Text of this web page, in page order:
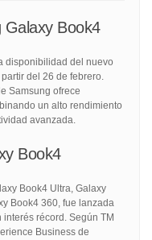
Galaxy Book4
disponibilidad del nuevo
del 26 de febrero.
Samsung ofrece
un alto rendimiento
avanzada.
Book4
Book4 Ultra, Galaxy
Book4 360, fue lanzada
récord. Según TM
Business de